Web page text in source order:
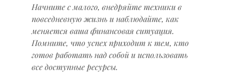
Начните с малого, внедряйте техники в
повседневную жизнь и наблюдайте, как
меняется ваша финансовая ситуация.
Помните, что успех приходит к тем, кто
готов работать над собой и использовать
все доступные ресурсы.